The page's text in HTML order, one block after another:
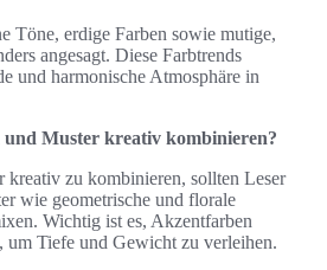
Töne, erdige Farben sowie mutige,
angesagt. Diese Farbtrends
und harmonische Atmosphäre in
Muster kreativ kombinieren?
kreativ zu kombinieren, sollten Leser
wie geometrische und florale
Wichtig ist es, Akzentfarben
um Tiefe und Gewicht zu verleihen.